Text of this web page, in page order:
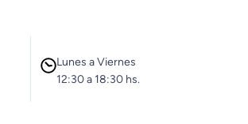
Lunes a Viernes
12:30 a 18:30 hs.